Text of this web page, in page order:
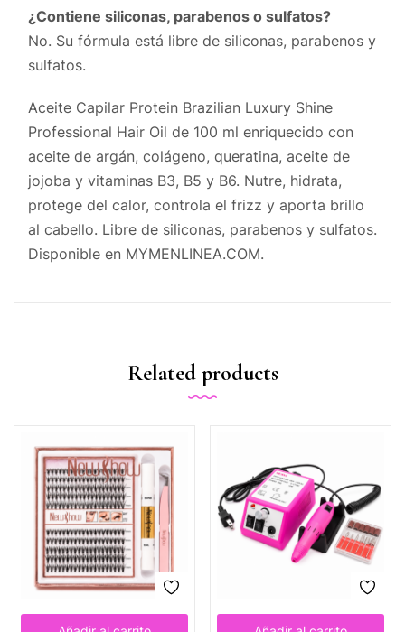
¿Contiene siliconas, parabenos o sulfatos?
No. Su fórmula está libre de siliconas, parabenos y
sulfatos.
Aceite Capilar Protein Brazilian Luxury Shine
Professional Hair Oil de 100 ml enriquecido con
aceite de argán, colágeno, queratina, aceite de
jojoba y vitaminas B3, B5 y B6. Nutre, hidrata,
protege del calor, controla el frizz y aporta brillo
al cabello. Libre de siliconas, parabenos y sulfatos.
Disponible en MYMENLINEA.COM.
Related products